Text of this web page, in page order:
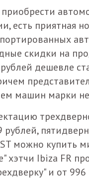
есть приятная
скидки на
дешевле
машин марки
рублей,
можно купить
хэтчи Ibiza FR
и от